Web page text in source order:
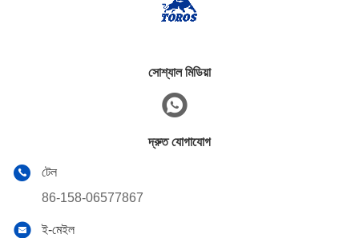
সোশ্যাল মিডিয়া
দ্রুত যোগাযোগ
টেল
86-158-06577867
ই-মেইল